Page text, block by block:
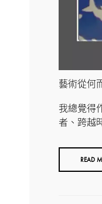
藝術從何
我總覺得
者、跨越
READ